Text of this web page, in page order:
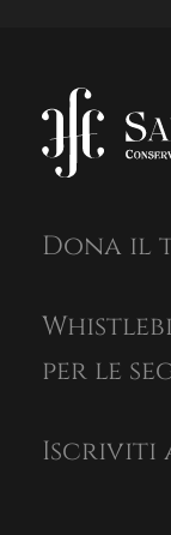
Dona il
per le
Iscriviti